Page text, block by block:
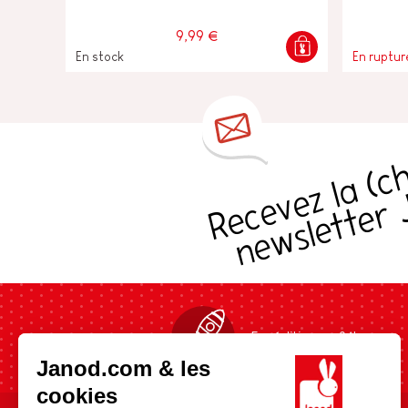
Janod.com & les
cookies
9,99 €
En stock En
Expédition en 24h